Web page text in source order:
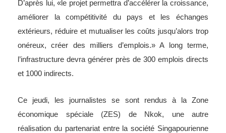
D’après lui, «le projet permettra d’accélérer la croissance,
améliorer la compétitivité du pays et les échanges
extérieurs, réduire et mutualiser les coûts jusqu’alors trop
onéreux, créer des milliers d’emplois.» A long terme,
l’infrastructure devra générer près de 300 emplois directs
et 1000 indirects.
Ce jeudi, les journalistes se sont rendus à la Zone
économique spéciale (ZES) de Nkok, une autre
réalisation du partenariat entre la société Singapourienne